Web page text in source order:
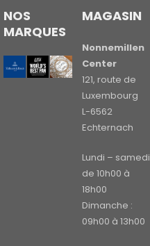
NOS
MARQUES
MAGASIN
Nonnemillen
Center
121, route de
Luxembourg
L-6562
Echternach
Lundi – samedi
de 10h00 à
18h00
Dimanche :
09h00 à 13h00